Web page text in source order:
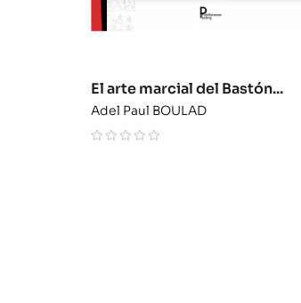
El arte marcial del Bastón...
Adel Paul BOULAD